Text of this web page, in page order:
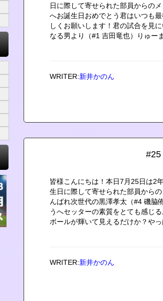
日に際して寄せられた部員からの
へお誕生日おめでとう君はいつも
しくお願いします！君の試合を見
なる男より（#1 吉田竜也）りゅー
WRITER:新井かのん
皆様こんにちは！本日7月25日は2
生日に際して寄せられた部員から
んばれ次世代の黒澤孝太（#4 磯脇
うへセッターの素質をとても感じ
ボールが輝いて見えるだけか？や
WRITER:新井かのん